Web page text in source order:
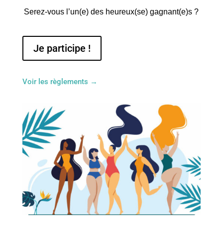
Serez-vous l’un(e) des heureux(se) gagnant(e)s ?
Je participe !
Voir les règlements →